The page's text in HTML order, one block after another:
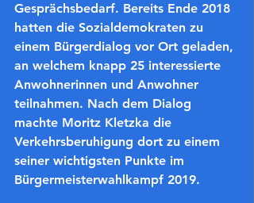
Gesprächsbedarf. Bereits Ende 2018
hatten die Sozialdemokraten zu
einem Bürgerdialog vor Ort geladen,
an welchem knapp 25 interessierte
Anwohnerinnen und Anwohner
teilnahmen. Nach dem Dialog
machte Moritz Kletzka die
Verkehrsberuhigung dort zu einem
seiner wichtigsten Punkte im
Bürgermeisterwahlkampf 2019.